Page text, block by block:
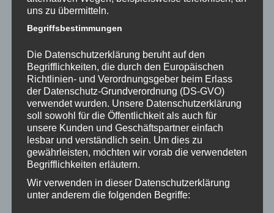
Januar 2020
Oktober 2019
September 2019
Januar 2019
Juni 2018
März 2018
Februar 2018
uns zu übermitteln.
Begriffsbestimmungen
Die Datenschutzerklärung beruht auf den
Begrifflichkeiten, die durch den Europäischen
Richtlinien- und Verordnungsgeber beim Erlass
der Datenschutz-Grundverordnung (DS-GVO)
verwendet wurden. Unsere Datenschutzerklärung
soll sowohl für die Öffentlichkeit als auch für
unsere Kunden und Geschäftspartner einfach
lesbar und verständlich sein. Um dies zu
gewährleisten, möchten wir vorab die verwendeten
Begrifflichkeiten erläutern.
Wir verwenden in dieser Datenschutzerklärung
unter anderem die folgenden Begriffe: